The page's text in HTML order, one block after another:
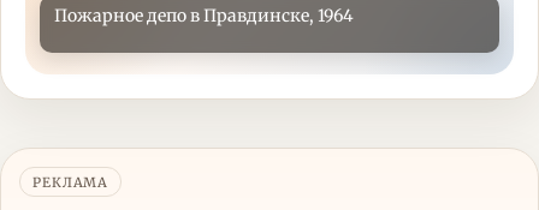
Пожарное депо в Правдинске, 1964
РЕКЛАМА